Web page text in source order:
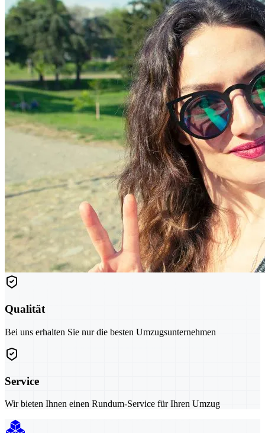
Qualität
Bei uns erhalten Sie nur die besten Umzugsunternehmen
Service
Wir bieten Ihnen einen Rundum-Service für Ihren Umzug